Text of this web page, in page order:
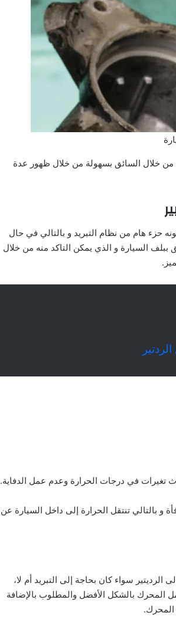
من خلال السائق بسهولة من خلال ظهور عدة
حزء هام من نظام التبريد و بالتالي في حال
ببلف السيارة و الذي يمكن التاكد منه من خلال
في درجات الحرارة وعدم عمل الدفاية.
و بالتالي تنتقل الحرارة إلى داخل السيارة عن
سواء كان بحاجة إلى التبريد أم لا،
المحرك بالشكل الأفضل والمطلوب بالإضافة
المحرك.